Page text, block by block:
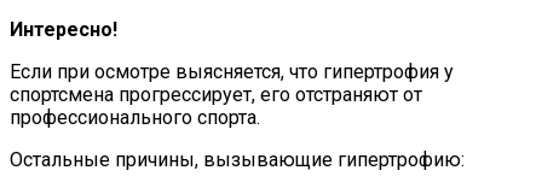
Интересно!
Если при осмотре выясняется, что гипертрофия у
спортсмена прогрессирует, его отстраняют от
профессионального спорта.
Остальные причины, вызывающие гипертрофию: